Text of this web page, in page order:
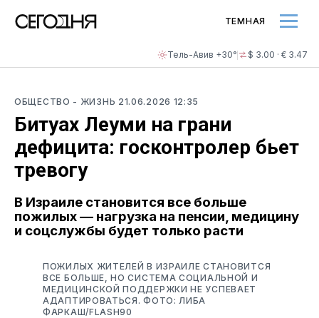
Тель-Авив +30° $ 3.00 · € 3.47
ТЕМНАЯ
ОБЩЕСТВО - ЖИЗНЬ 21.06.2026 12:35
Битуах Леуми на грани
дефицита: госконтролер бьет
тревогу
В Израиле становится все больше
пожилых — нагрузка на пенсии, медицину
и соцслужбы будет только расти
ПОЖИЛЫХ ЖИТЕЛЕЙ В ИЗРАИЛЕ СТАНОВИТСЯ
ВСЕ БОЛЬШЕ, НО СИСТЕМА СОЦИАЛЬНОЙ И
МЕДИЦИНСКОЙ ПОДДЕРЖКИ НЕ УСПЕВАЕТ
АДАПТИРОВАТЬСЯ. ФОТО: ЛИБА
ФАРКАШ/FLASH90